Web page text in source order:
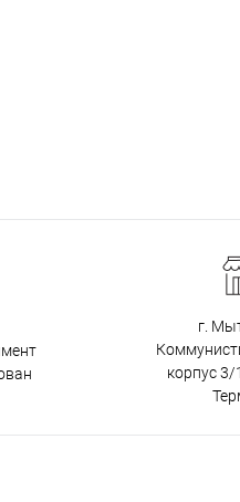
г.
корпус 3/